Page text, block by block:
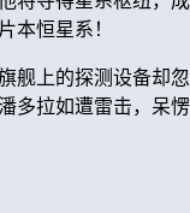
本恒星系！
舰上的探测设备却忽
多拉如遭雷击，呆愣